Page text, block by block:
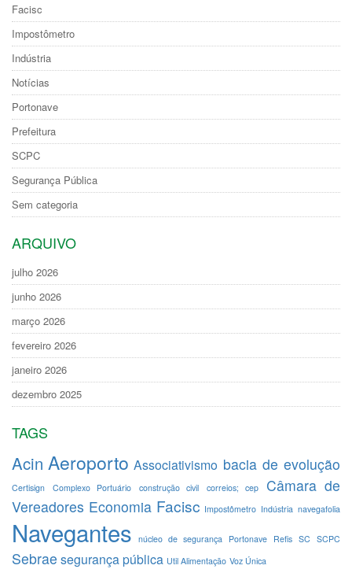
Facisc
Impostômetro
Indústria
Notícias
Portonave
Prefeitura
SCPC
Segurança Pública
Sem categoria
ARQUIVO
julho 2026
junho 2026
março 2026
fevereiro 2026
janeiro 2026
dezembro 2025
TAGS
Acin Aeroporto Associativismo bacia de evolução
Certisign Complexo Portuário construção civil correios; cep
Câmara de
Vereadores Economia Facisc Impostômetro Indústria navegafolia
Navegantes núcleo de segurança Portonave Refis SC SCPC
Sebrae segurança pública Util Alimentação Voz Única